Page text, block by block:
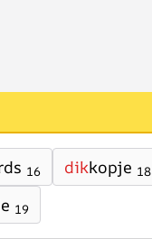
16 dikkopje 18
19